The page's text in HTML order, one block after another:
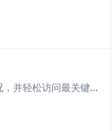
OP 中文周刊将分享 Optimism 中发生的情况，并轻松访问最关键的信息，以便轻松了解最新情况并做出明智的决策。 在每周回顾中，我们将回顾： Optimism 生态系统新闻 治理决策和提案更新、Grants 新闻 有影...